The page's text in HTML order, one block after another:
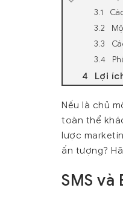
Lợi
Nếu là chủ
toàn thể
lược
ấn tượng?
SMS và